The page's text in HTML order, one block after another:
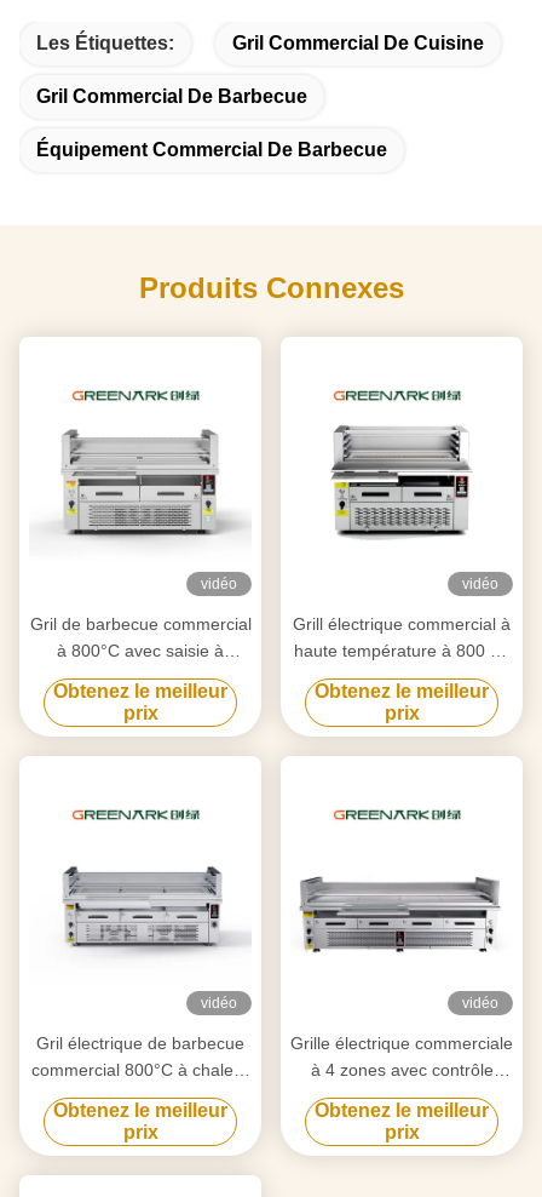
Les Étiquettes: Gril Commercial De Cuisine
Gril Commercial De Barbecue
Équipement Commercial De Barbecue
Produits Connexes
vidéo
Gril de barbecue commercial
à 800°C avec saisie à
double zone
Obtenez le meilleur
prix
vidéo
Grill électrique commercial à
haute température à 800 °C
6,5 kW certifié CE
Obtenez le meilleur
prix
vidéo
Gril électrique de barbecue
commercial 800°C à chaleur
élevée, cuisson à 3 zones
Obtenez le meilleur
prix
vidéo
Grille électrique commerciale
à 4 zones avec contrôle
indépendant à 800 °C
Obtenez le meilleur
prix